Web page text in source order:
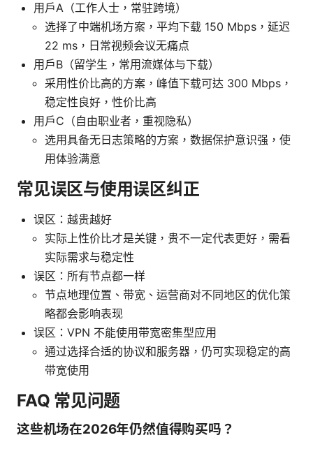
用户A（工作人士，常驻跨境）
选择了中端机场方案，平均下载 150 Mbps，延迟
22 ms，日常视频会议无痛点
用户B（留学生，常用流媒体与下载）
采用性价比高的方案，峰值下载可达 300 Mbps，
稳定性良好，性价比高
用户C（自由职业者，重视隐私）
选用具备无日志策略的方案，数据保护意识强，使
用体验满意
常见误区与使用误区纠正
误区：越贵越好
实际上性价比才是关键，贵不一定代表更好，需看
实际需求与稳定性
误区：所有节点都一样
节点地理位置、带宽、运营商对不同地区的优化策
略都会影响表现
误区：VPN 不能使用带宽密集型应用
通过选择合适的协议和服务器，仍可实现稳定的高
带宽使用
FAQ 常见问题
这些机场在2026年仍然值得购买吗？